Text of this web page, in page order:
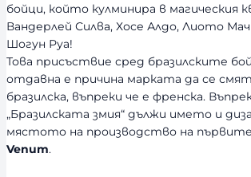
бойци, който кулминира в магическия
Вандерлей Силва, Хосе Алдо, Лиото
Шогун Руа!
Това присъствие сред бразилските
отдавна е причина марката да се
бразилска, въпреки че е френска.
„Бразилската змия“ дължи името и
мястото на производство на първите
Venum.